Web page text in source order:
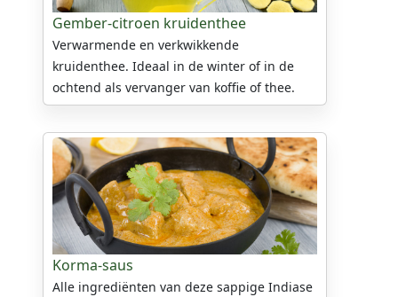
Gember-citroen kruidenthee
Verwarmende en verkwikkende
kruidenthee. Ideaal in de winter of in de
ochtend als vervanger van koffie of thee.
Korma-saus
Alle ingrediënten van deze sappige Indiase